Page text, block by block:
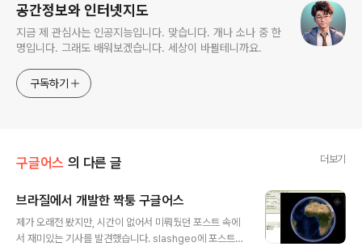
공간정보와 인터넷지도
지금 제 관심사는 인공지능입니다. 맞습니다. 개나 소나 중 한
명입니다. 그래도 배워보겠습니다. 세상이 바뀔테니까요.
구독하기
구글어스 의 다른 글 더보기
브라질에서 개발한 짝퉁 구글어스
제가 오래전 봤지만, 시간이 없어서 미뤄뒀던 포스트 속에
서 재미있는 기사를 발견했습니다. slashgeo에 포스트된